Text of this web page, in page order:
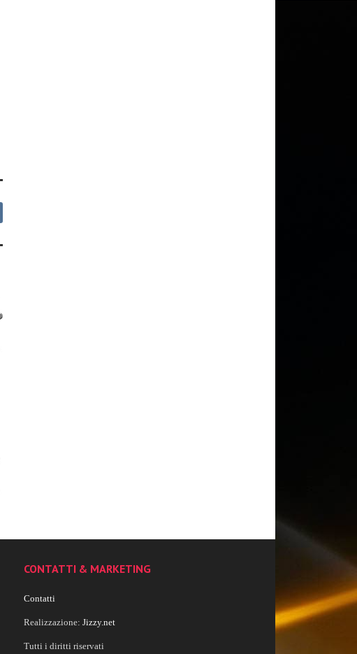
CONTATTI & MARKETING
Contatti
Realizzazione: Jizzy.net
Tutti i diritti riservati